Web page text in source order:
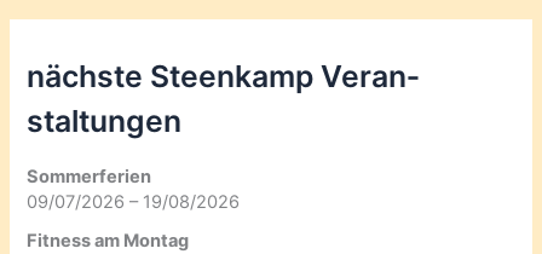
nächste Steenkamp Veran­
staltungen
Sommerferien
09/07/2026 – 19/08/2026
Fitness am Montag